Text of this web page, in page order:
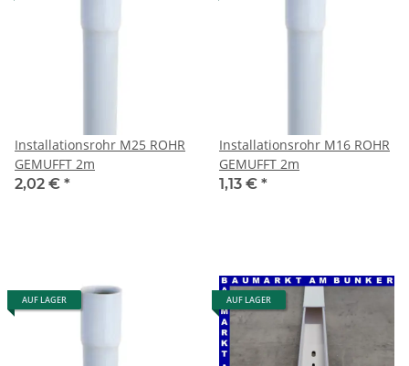
Installationsrohr M25 ROHR
GEMUFFT 2m
2,02 € *
Installationsrohr M16 ROHR
GEMUFFT 2m
1,13 € *
AUF LAGER AUF LAGER